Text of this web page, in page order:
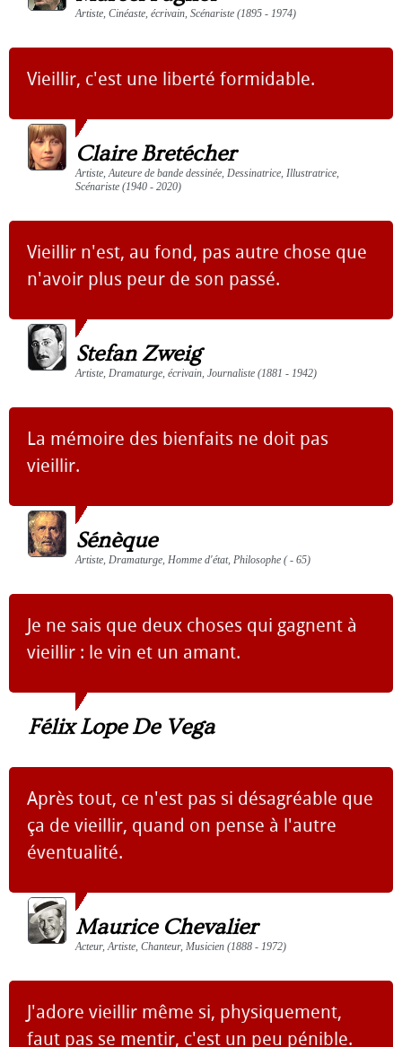
Artiste, Cinéaste, écrivain, Scénariste (1895 - 1974)
Vieillir, c'est une liberté formidable.
Claire Bretécher
Artiste, Auteure de bande dessinée, Dessinatrice, Illustratrice,
Scénariste (1940 - 2020)
Vieillir n'est, au fond, pas autre chose que
n'avoir plus peur de son passé.
Stefan Zweig
Artiste, Dramaturge, écrivain, Journaliste (1881 - 1942)
La mémoire des bienfaits ne doit pas
vieillir.
Sénèque
Artiste, Dramaturge, Homme d'état, Philosophe ( - 65)
Je ne sais que deux choses qui gagnent à
vieillir : le vin et un amant.
Félix Lope De Vega
Après tout, ce n'est pas si désagréable que
ça de vieillir, quand on pense à l'autre
éventualité.
Maurice Chevalier
Acteur, Artiste, Chanteur, Musicien (1888 - 1972)
J'adore vieillir même si, physiquement,
faut pas se mentir, c'est un peu pénible.